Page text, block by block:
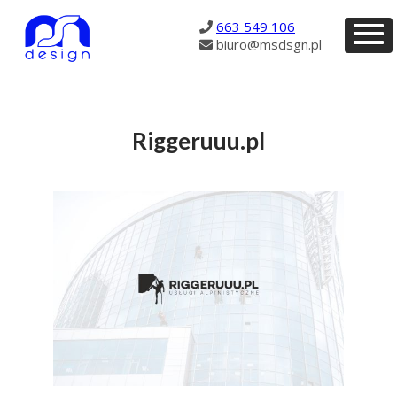
663 549 106
biuro@msdsgn.pl
Riggeruuu.pl